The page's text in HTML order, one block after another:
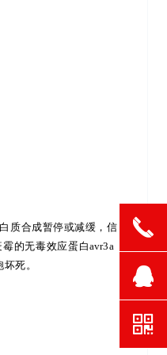
质合成暂停或减缓，信
霉的无毒效应蛋白avr3a
死。
끅
뀩
낃